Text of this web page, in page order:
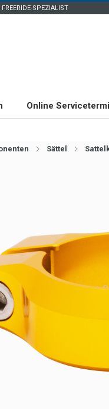
SPEZIALIST
Online
Sättel